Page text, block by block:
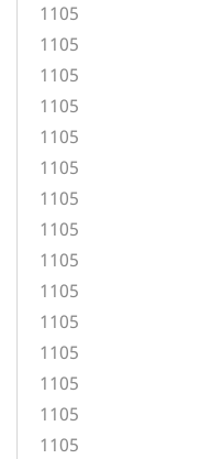
1105
1105
1105
1105
1105
1105
1105
1105
1105
1105
1105
1105
1105
1105
1105